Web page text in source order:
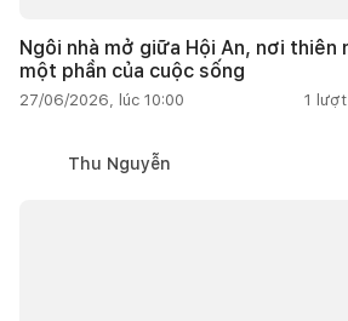
Ngôi nhà mở giữa Hội An, nơi thiên
một phần của cuộc sống
27/06/2026, lúc 10:00 1
Thu Nguyễn